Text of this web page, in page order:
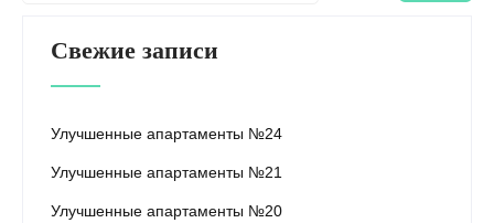
Свежие записи
Улучшенные апартаменты №24
Улучшенные апартаменты №21
Улучшенные апартаменты №20